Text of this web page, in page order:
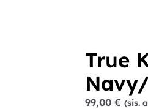
True
99,00 € (sis.